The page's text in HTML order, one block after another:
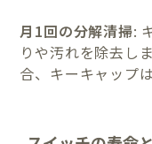
月1回の分解清掃:
りや汚れを除去し
合、キーキャップ